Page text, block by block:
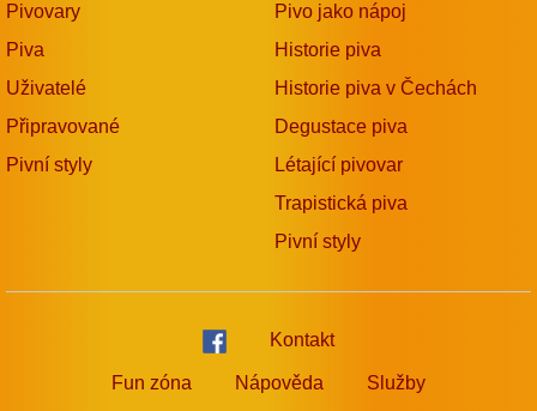
Pivovary
Piva
Uživatelé
Připravované
Pivní styly
Pivo jako nápoj
Historie piva
Historie piva v Čechách
Degustace piva
Létající pivovar
Trapistická piva
Pivní styly
Kontakt
Fun zóna Nápověda Služby